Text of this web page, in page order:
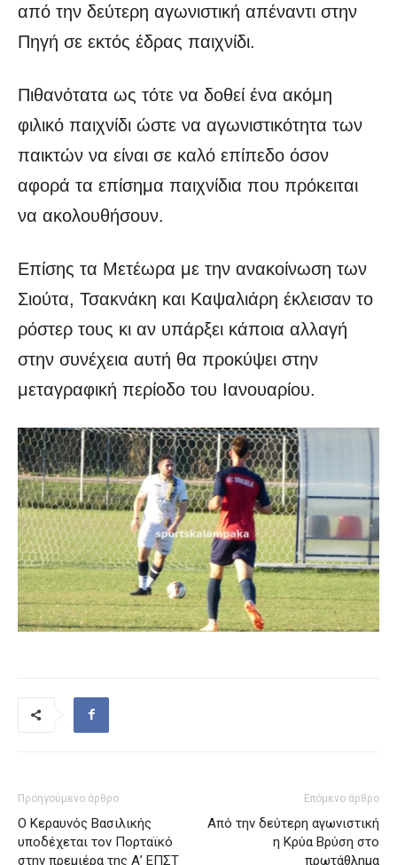
από την δεύτερη αγωνιστική απέναντι στην
Πηγή σε εκτός έδρας παιχνίδι.
Πιθανότατα ως τότε να δοθεί ένα ακόμη
φιλικό παιχνίδι ώστε να αγωνιστικότητα των
παικτών να είναι σε καλό επίπεδο όσον
αφορά τα επίσημα παιχνίδια που πρόκειται
να ακολουθήσουν.
Επίσης τα Μετέωρα με την ανακοίνωση των
Σιούτα, Τσακνάκη και Καψαλιάρη έκλεισαν το
ρόστερ τους κι αν υπάρξει κάποια αλλαγή
στην συνέχεια αυτή θα προκύψει στην
μεταγραφική περίοδο του Ιανουαρίου.
Προηγούμενο άρθρο
Ο Κεραυνός Βασιλικής
υποδέχεται τον Πορταϊκό
στην πρεμιέρα της Α’ ΕΠΣΤ
Επόμενο άρθρο
Από την δεύτερη αγωνιστική
η Κρύα Βρύση στο
πρωτάθλημα